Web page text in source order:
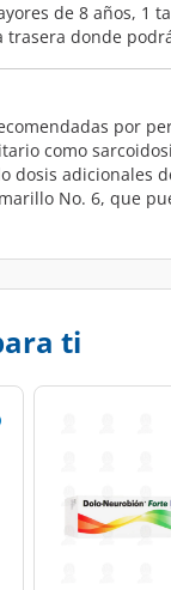
de 8 años, 1
trasera donde
por
como
dosis adicionales
No. 6, que
ti